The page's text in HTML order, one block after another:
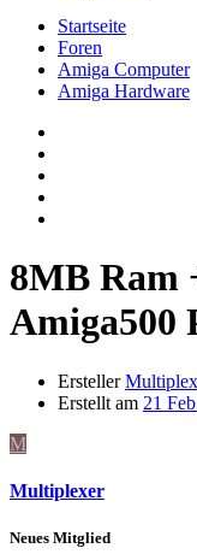
Startseite
Foren
Amiga Computer
Amiga Hardware
8MB Ram
Amiga500
Ersteller
Erstellt am 21
M
Multiplexer
Neues Mitglied